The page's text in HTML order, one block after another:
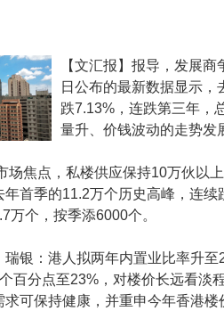
【文汇报】报导，发展
日公布的最新数据显示
跌7.13%，连跌第三年，
量升、价钱波动的走势发
场焦点，私楼供应保持10万伙
年首季的11.2万个历史高峰，连
万个，按季添6000个。
瑞银：港人拟两年内置业比率升
百分点至23%，对楼价长远看淡
可保持健康，并重申今年香港楼